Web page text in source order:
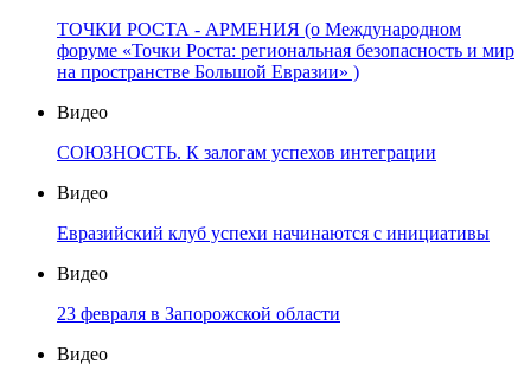
ТОЧКИ РОСТА - АРМЕНИЯ (о Международном
форуме «Точки Роста: региональная безопасность и мир
на пространстве Большой Евразии» )
Видео
СОЮЗНОСТЬ. К залогам успехов интеграции
Видео
Евразийский клуб успехи начинаются с инициативы
Видео
23 февраля в Запорожской области
Видео